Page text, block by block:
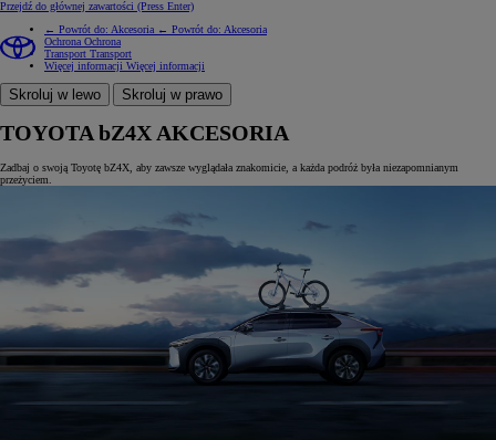
Przejdź do głównej zawartości (Press Enter)
← Powrót do: Akcesoria ← Powrót do: Akcesoria
Ochrona Ochrona
Transport Transport
Więcej informacji Więcej informacji
Skroluj w lewo Skroluj w prawo
TOYOTA bZ4X AKCESORIA
Zadbaj o swoją Toyotę bZ4X, aby zawsze wyglądała znakomicie, a każda podróż była niezapomnianym
przeżyciem.